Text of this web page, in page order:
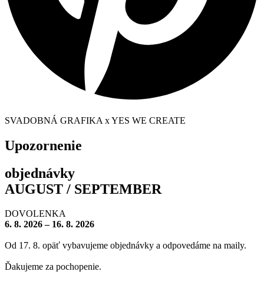
SVADOBNÁ GRAFIKA x YES WE CREATE
Upozornenie
objednávky
AUGUST / SEPTEMBER
DOVOLENKA
6. 8. 2026 – 16. 8. 2026
Od 17. 8. opäť vybavujeme objednávky a odpovedáme na maily.
Ďakujeme za pochopenie.